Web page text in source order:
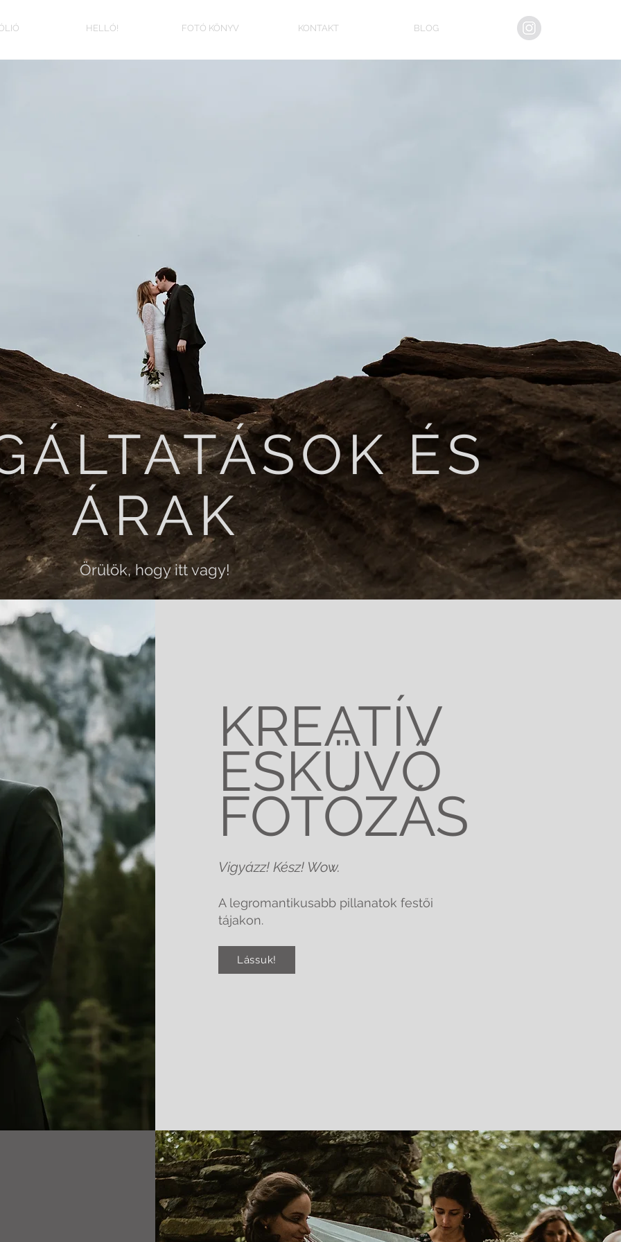
HELLÓ! FOTÓ KÖNYV KONTAKT BLOG
ÉS
ÁRAK
Örülök, hogy itt vagy!
KREATÍV
ESKÜVŐ
FOTÓZÁS
Vigyázz! Kész! Wow.
A legromantikusabb pillanatok festői
tájakon.
Lássuk!